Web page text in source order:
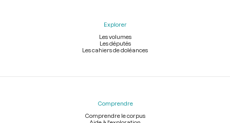
Explorer
Les volumes
Les députés
Les cahiers de doléances
Comprendre
Comprendre le corpus